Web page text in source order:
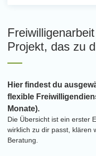
Projekt, das zu
Hier findest du
flexible
Monate).
Die Übersicht ist ein erster
wirklich zu dir passt, klären
Beratung.